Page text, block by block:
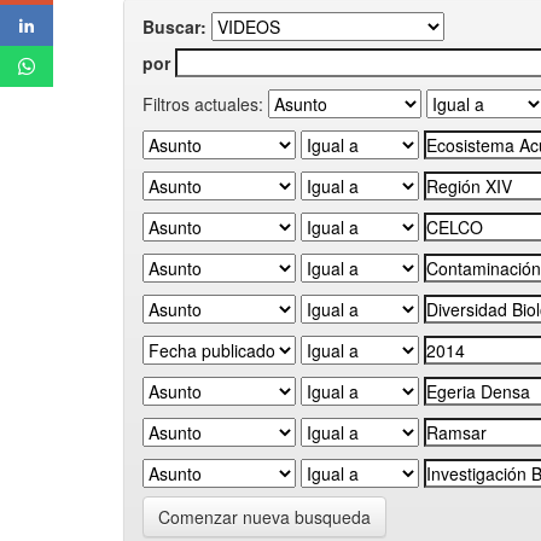
Buscar:
por
Filtros actuales:
Comenzar nueva busqueda